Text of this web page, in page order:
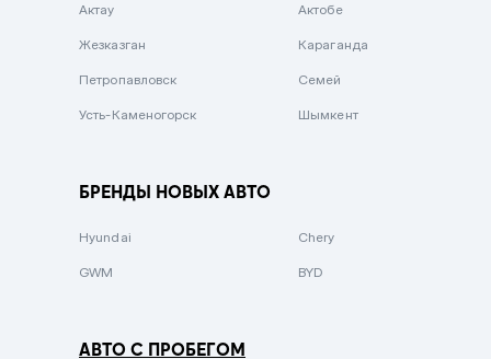
Зеленый металлик
Актау Актобе
Жезказган Караганда
Петропавловск Семей
Усть-Каменогорск Шымкент
БРЕНДЫ НОВЫХ АВТО
Hyundai Chery
GWM BYD
АВТО С ПРОБЕГОМ